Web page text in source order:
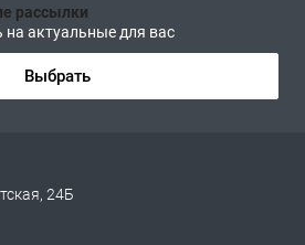
рассылки
на актуальные для вас
Выбрать
24Б